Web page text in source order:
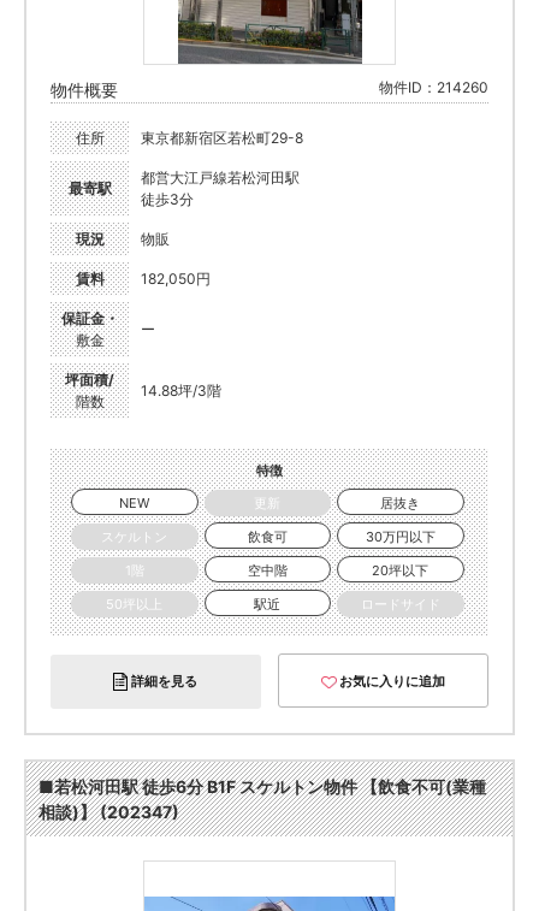
物件概要 物件ID：214260
住所 東京都新宿区若松町29-8
最寄駅
都営大江戸線若松河田駅
徒歩3分
現況 物販
賃料 182,050円
保証金・
敷金
ー
坪面積/
階数
14.88坪/3階
特徴
NEW
更新
居抜き
スケルトン
飲食可
30万円以下
1階
空中階
20坪以下
50坪以上
駅近 ロードサイド
詳細を見る お気に入りに追加
■若松河田駅 徒歩6分 B1F スケルトン物件 【飲食不可(業種
相談)】 (202347)